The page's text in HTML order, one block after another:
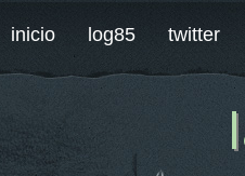
inicio log85 twitter